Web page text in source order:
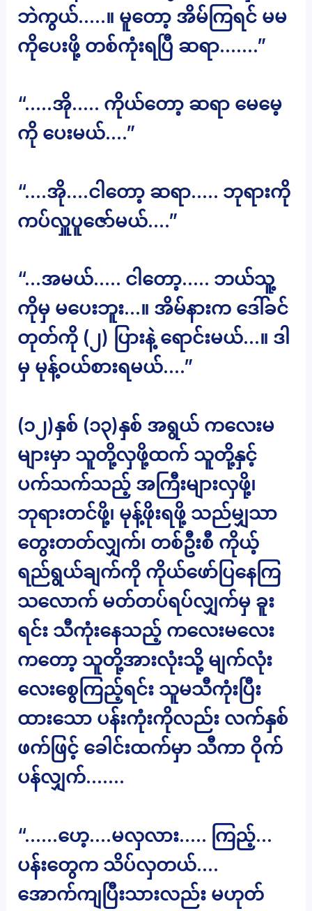
ဘဲကွယ်…..။ မူတော့ အိမ်ကြရင် မမ
ကိုပေးဖို့ တစ်ကုံးရပြီ ဆရာ…….”
“…..အို….. ကိုယ်တော့ ဆရာ မေမေ့
ကို ပေးမယ်….”
“….အို….ငါတော့ ဆရာ….. ဘုရားကို
ကပ်လှူပူဇော်မယ်….”
“…အမယ်….. ငါတော့….. ဘယ်သူ့
ကိုမှ မပေးဘူး…။ အိမ်နားက ဒေါ်ခင်
တုတ်ကို (၂) ပြားနဲ့ ရောင်းမယ်…။ ဒါ
မှ မုန့်ဝယ်စားရမယ်….”
(၁၂)နှစ် (၁၃)နှစ် အရွယ် ကလေးမ
များမှာ သူတို့လှဖို့ထက် သူတို့နှင့်
ပက်သက်သည့် အကြီးများလှဖို့၊
ဘုရားတင်ဖို့၊ မုန့်ဖိုးရဖို့ သည်မျှသာ
တွေးတတ်လျှက်၊ တစ်ဦးစီ ကိုယ့်
ရည်ရွယ်ချက်ကို ကိုယ်ဖော်ပြနေကြ
သလောက် မတ်တပ်ရပ်လျှက်မှ ခူး
ရင်း သီကုံးနေသည့် ကလေးမလေး
ကတော့ သူတို့အားလုံးသို့ မျက်လုံး
လေးစွေကြည့်ရင်း သူမသီကုံးပြီး
ထားသော ပန်းကုံးကိုလည်း လက်နှစ်
ဖက်ဖြင့် ခေါင်းထက်မှာ သီကာ ဝိုက်
ပန်လျှက်…….
“……ဟေ့….မလှလား….. ကြည့်…
ပန်းတွေက သိပ်လှတယ်….
အောက်ကျပြီးသားလည်း မဟုတ်